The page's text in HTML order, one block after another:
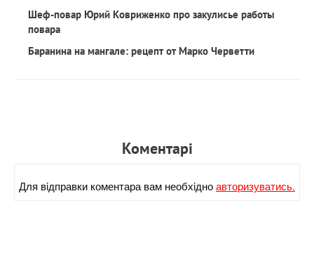
Шеф-повар Юрий Ковриженко про закулисье работы
повара
Баранина на мангале: рецепт от Марко Черветти
Коментарi
Для вiдправки коментара вам необхiдноавторизуватись.